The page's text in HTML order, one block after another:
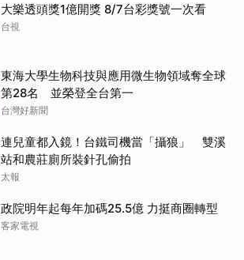
大樂透頭獎1億開獎 8/7台彩獎號一次看
台視
東海大學生物科技與應用微生物領域奪全球
第28名 並榮登全台第一
台灣好新聞
連兒童都入鏡！台鐵司機當「攝狼」 雙溪
站和農莊廁所裝針孔偷拍
太報
政院明年起每年加碼25.5億 力挺商圈轉型
客家電視